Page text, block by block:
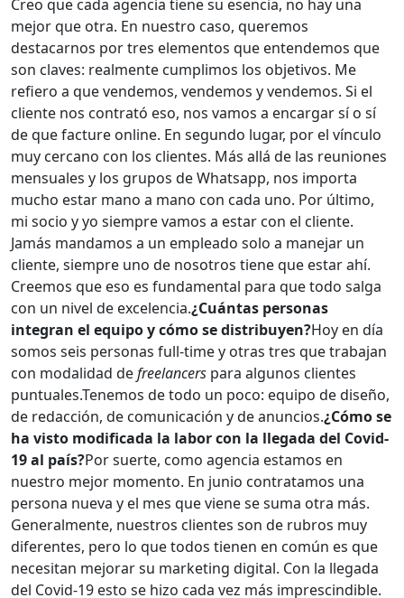
Creo que cada agencia tiene su esencia, no hay una
mejor que otra. En nuestro caso, queremos
destacarnos por tres elementos que entendemos que
son claves: realmente cumplimos los objetivos. Me
refiero a que vendemos, vendemos y vendemos. Si el
cliente nos contrató eso, nos vamos a encargar sí o sí
de que facture online. En segundo lugar, por el vínculo
muy cercano con los clientes. Más allá de las reuniones
mensuales y los grupos de Whatsapp, nos importa
mucho estar mano a mano con cada uno. Por último,
mi socio y yo siempre vamos a estar con el cliente.
Jamás mandamos a un empleado solo a manejar un
cliente, siempre uno de nosotros tiene que estar ahí.
Creemos que eso es fundamental para que todo salga
con un nivel de excelencia.¿Cuántas personas
integran el equipo y cómo se distribuyen?Hoy en día
somos seis personas full-time y otras tres que trabajan
con modalidad defreelancers para algunos clientes
puntuales.Tenemos de todo un poco: equipo de diseño,
de redacción, de comunicación y de anuncios.¿Cómo se
ha visto modificada la labor con la llegada del Covid-
19 al país?Por suerte, como agencia estamos en
nuestro mejor momento. En junio contratamos una
persona nueva y el mes que viene se suma otra más.
Generalmente, nuestros clientes son de rubros muy
diferentes, pero lo que todos tienen en común es que
necesitan mejorar su marketing digital. Con la llegada
del Covid-19 esto se hizo cada vez más imprescindible.